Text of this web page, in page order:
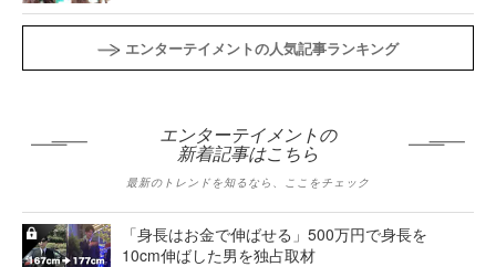
エンターテイメントの人気記事ランキング
エンターテイメントの
新着記事はこちら
最新のトレンドを知るなら、ここをチェック
「身長はお金で伸ばせる」500万円で身長を
10cm伸ばした男を独占取材